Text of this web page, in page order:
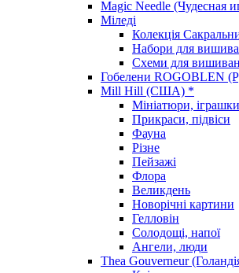
Magic Needle
Міледі
Колекція
Набори для
Схеми для
Гобелени ROGOBLEN
Mill Hill (США) *
Мініатюри, іграшки
Прикраси, підвіси
Фауна
Різне
Пейзажі
Флора
Великдень
Новорічні картини
Гелловін
Солодощі, напої
Ангели, люди
Thea Gouverneur